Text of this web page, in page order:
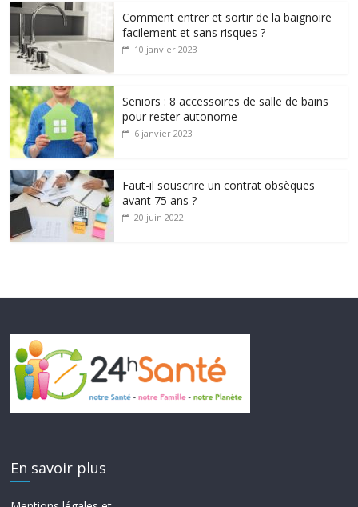
Comment entrer et sortir de la baignoire
facilement et sans risques ?
10 janvier 2023
Seniors : 8 accessoires de salle de bains
pour rester autonome
6 janvier 2023
Faut-il souscrire un contrat obsèques
avant 75 ans ?
20 juin 2022
En savoir plus